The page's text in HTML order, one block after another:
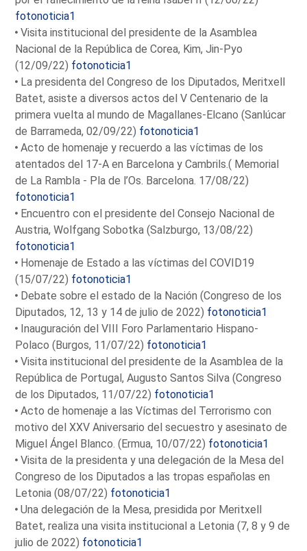
fotonoticia1
Visita institucional del presidente de la Asamblea
Nacional de la República de Corea, Kim, Jin-Pyo
(12/09/22) fotonoticia1
La presidenta del Congreso de los Diputados, Meritxell
Batet, asiste a diversos actos del V Centenario de la
primera vuelta al mundo de Magallanes-Elcano (Sanlúcar
de Barrameda, 02/09/22) fotonoticia1
Acto de homenaje y recuerdo a las víctimas de los
atentados del 17-A en Barcelona y Cambrils.( Memorial
de La Rambla - Pla de l’Os. Barcelona. 17/08/22)
fotonoticia1
Encuentro con el presidente del Consejo Nacional de
Austria, Wolfgang Sobotka (Salzburgo, 13/08/22)
fotonoticia1
Homenaje de Estado a las víctimas del COVID19
(15/07/22) fotonoticia1
Debate sobre el estado de la Nación (Congreso de los
Diputados, 12, 13 y 14 de julio de 2022) fotonoticia1
Inauguración del VIII Foro Parlamentario Hispano-
Polaco (Burgos, 11/07/22) fotonoticia1
Visita institucional del presidente de la Asamblea de la
República de Portugal, Augusto Santos Silva (Congreso
de los Diputados, 11/07/22) fotonoticia1
Acto de homenaje a las Víctimas del Terrorismo con
motivo del XXV Aniversario del secuestro y asesinato de
Miguel Ángel Blanco. (Ermua, 10/07/22) fotonoticia1
Visita de la presidenta y una delegación de la Mesa del
Congreso de los Diputados a las tropas españolas en
Letonia (08/07/22) fotonoticia1
Una delegación de la Mesa, presidida por Meritxell
Batet, realiza una visita institucional a Letonia (7, 8 y 9 de
julio de 2022) fotonoticia1